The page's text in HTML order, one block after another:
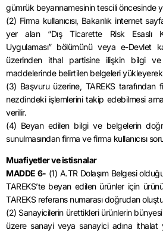
gümrük beyannamesinin tescili öncesinde
(2) Firma kullanıcısı, Bakanlık internet
yer alan “Dış Ticarette Risk Esaslı
Uygulaması” bölümünü veya e-Devlet
üzerinden ithal partisine ilişkin bilgi
maddelerinde belirtilen belgeleri
(3) Başvuru üzerine, TAREKS tarafından
nezdindeki işlemlerini takip edebilmesi
verilir.
(4) Beyan edilen bilgi ve belgelerin
sunulmasından firma ve firma kullanıcısı
Muafiyetler ve istisnalar
MADDE 6- (1) A.TR Dolaşım Belgesi
TAREKS’te beyan edilen ürünler için
TAREKS referans numarası doğrudan
(2) Sanayicilerin ürettikleri ürünlerin
üzere sanayi veya sanayici adına ithalat